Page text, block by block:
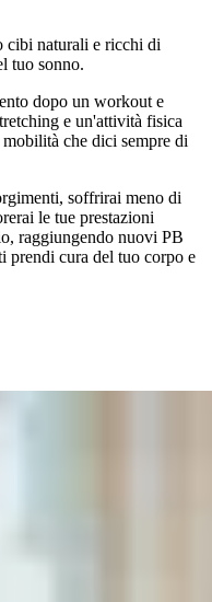
cibi naturali e ricchi di
tuo sonno.
dopo un workout e
e un'attività fisica
che dici sempre di
soffrirai meno di
le tue prestazioni
raggiungendo nuovi PB
prendi cura del tuo corpo e